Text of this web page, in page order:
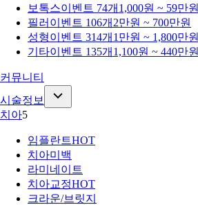
보톡스이벤트 74개 1,000원 ~ 59만원
필러 이벤트 106개 2만원 ~ 700만원
성형이벤트 314개 1만원 ~ 1,800만원
기타이벤트 135개 1,100원 ~ 440만원
커뮤니티
시술정보
치아5
임플란트HOT
치아미백
라미네이트
치아교정HOT
크라운/브릿지